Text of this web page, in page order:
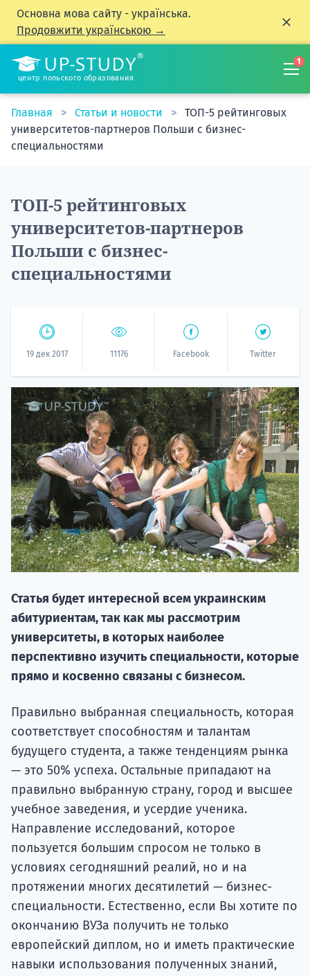
Основна мова сайту - українська.
Продовжити українською →
центр польского образования
1
Главная Статьи и новости
ТОП-5 рейтинговых
университетов-партнеров Польши с бизнес-
специальностями
ТОП-5 рейтинговых
университетов-партнеров
Польши с бизнес-
специальностями
19 дек 2017 11176 Facebook Twitter
Статья будет интересной всем украинским
абитуриентам, так как мы рассмотрим
университеты, в которых наиболее
перспективно изучить специальности, которые
прямо и косвенно связаны с бизнесом.
Правильно выбранная специальность, которая
соответствует способностям и талантам
будущего студента, а также тенденциям рынка
— это 50% успеха. Остальные припадают на
правильно выбранную страну, город и высшее
учебное заведения, и усердие ученика.
Направление исследований, которое
пользуется большим спросом не только в
условиях сегодняшний реалий, но и на
протяжении многих десятилетий — бизнес-
специальности. Естественно, если Вы хотите по
окончанию ВУЗа получить не только
европейский диплом, но и иметь практические
навыки использования полученных знаний,
НАБОР